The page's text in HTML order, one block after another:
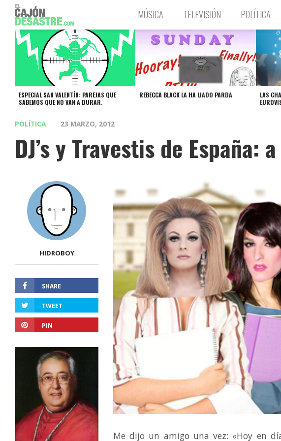
MÚSICA TELEVISIÓN POLÍTICA
ESPECIAL SAN VALENTÍN: PAREJAS QUE
SABEMOS QUE NO VAN A DURAR.
REBECCA BLACK LA HA LIADO PARDA
LAS
POLÍTICA 23 MARZO, 2012
DJ’s y Travestis de España:
HIDROBOY
SHARE
TWEET
PIN
Me dijo un amigo una vez: «Hoy en